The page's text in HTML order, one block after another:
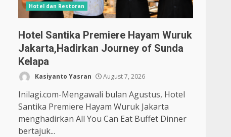
Hotel dan Restoran
Hotel Santika Premiere Hayam Wuruk
Jakarta,Hadirkan Journey of Sunda
Kelapa
Kasiyanto Yasran August 7, 2026
Inilagi.com-Mengawali bulan Agustus, Hotel
Santika Premiere Hayam Wuruk Jakarta
menghadirkan All You Can Eat Buffet Dinner
bertajuk...